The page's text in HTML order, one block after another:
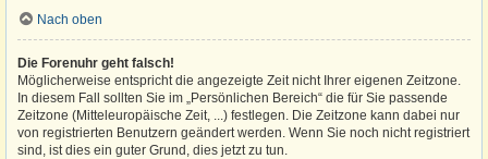
Nach oben
Die Forenuhr geht falsch!
Möglicherweise entspricht die angezeigte Zeit nicht Ihrer eigenen Zeitzone.
In diesem Fall sollten Sie im „Persönlichen Bereich“ die für Sie passende
Zeitzone (Mitteleuropäische Zeit, ...) festlegen. Die Zeitzone kann dabei nur
von registrierten Benutzern geändert werden. Wenn Sie noch nicht registriert
sind, ist dies ein guter Grund, dies jetzt zu tun.